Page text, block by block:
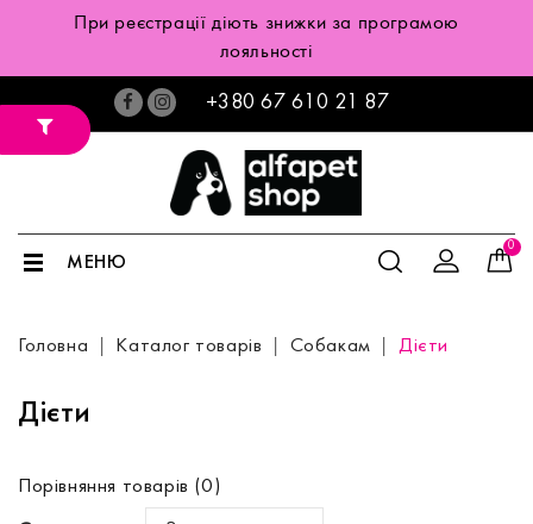
При реєстрації діють знижки за програмою
лояльності
+380 67 610 21 87
0
МЕНЮ
Головна Каталог товарів Собакам Дієти
Дієти
Порівняння товарів (0)